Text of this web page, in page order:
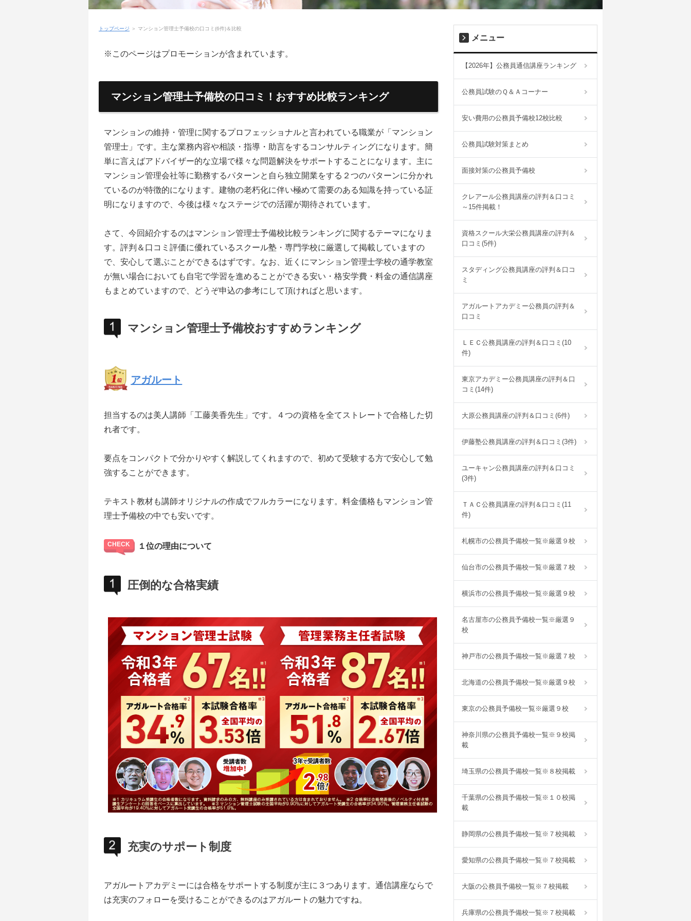
トップページ ＞ マンション管理士予備校の口コミ(6件)＆比較
※このページはプロモーションが含まれています。
マンション管理士予備校の口コミ！おすすめ比較ランキング
マンションの維持・管理に関するプロフェッショナルと言われている職業が「マンション
管理士」です。主な業務内容や相談・指導・助言をするコンサルティングになります。簡
単に言えばアドバイザー的な立場で様々な問題解決をサポートすることになります。主に
マンション管理会社等に勤務するパターンと自ら独立開業をする２つのパターンに分かれ
ているのが特徴的になります。建物の老朽化に伴い極めて需要のある知識を持っている証
明になりますので、今後は様々なステージでの活躍が期待されています。
さて、今回紹介するのはマンション管理士予備校比較ランキングに関するテーマになりま
す。評判＆口コミ評価に優れているスクール塾・専門学校に厳選して掲載していますの
で、安心して選ぶことができるはずです。なお、近くにマンション管理士学校の通学教室
が無い場合においても自宅で学習を進めることができる安い・格安学費・料金の通信講座
もまとめていますので、どうぞ申込の参考にして頂ければと思います。
マンション管理士予備校おすすめランキング
アガルート
担当するのは美人講師「工藤美香先生」です。４つの資格を全てストレートで合格した切
れ者です。
要点をコンパクトで分かりやすく解説してくれますので、初めて受験する方で安心して勉
強することができます。
テキスト教材も講師オリジナルの作成でフルカラーになります。料金価格もマンション管
理士予備校の中でも安いです。
１位の理由について
圧倒的な合格実績
充実のサポート制度
アガルートアカデミーには合格をサポートする制度が主に３つあります。通信講座ならで
は充実のフォローを受けることができるのはアガルートの魅力ですね。
メニュー
【2026年】公務員通信講座ランキング
公務員試験のＱ＆Ａコーナー
安い費用の公務員予備校12校比較
公務員試験対策まとめ
面接対策の公務員予備校
クレアール公務員講座の評判＆口コミ
～15件掲載！
資格スクール大栄公務員講座の評判＆
口コミ(5件)
スタディング公務員講座の評判＆口コ
ミ
アガルートアカデミー公務員の評判＆
口コミ
ＬＥＣ公務員講座の評判＆口コミ(10
件)
東京アカデミー公務員講座の評判＆口
コミ(14件)
大原公務員講座の評判＆口コミ(6件)
伊藤塾公務員講座の評判＆口コミ(3件)
ユーキャン公務員講座の評判＆口コミ
(3件)
ＴＡＣ公務員講座の評判＆口コミ(11
件)
札幌市の公務員予備校一覧※厳選９校
仙台市の公務員予備校一覧※厳選７校
横浜市の公務員予備校一覧※厳選９校
名古屋市の公務員予備校一覧※厳選９
校
神戸市の公務員予備校一覧※厳選７校
北海道の公務員予備校一覧※厳選９校
東京の公務員予備校一覧※厳選９校
神奈川県の公務員予備校一覧※９校掲
載
埼玉県の公務員予備校一覧※８校掲載
千葉県の公務員予備校一覧※１０校掲
載
静岡県の公務員予備校一覧※７校掲載
愛知県の公務員予備校一覧※７校掲載
大阪の公務員予備校一覧※７校掲載
兵庫県の公務員予備校一覧※７校掲載